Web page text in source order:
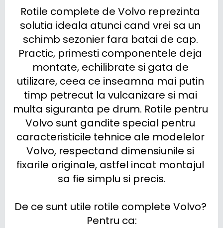
Rotile complete de Volvo reprezinta
solutia ideala atunci cand vrei sa un
schimb sezonier fara batai de cap.
Practic, primesti componentele deja
montate, echilibrate si gata de
utilizare, ceea ce inseamna mai putin
timp petrecut la vulcanizare si mai
multa siguranta pe drum. Rotile pentru
Volvo sunt gandite special pentru
caracteristicile tehnice ale modelelor
Volvo, respectand dimensiunile si
fixarile originale, astfel incat montajul
sa fie simplu si precis.
De ce sunt utile rotile complete Volvo?
Pentru ca: